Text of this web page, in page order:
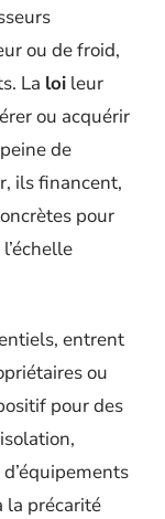
ou de froid,
La loi leur
ou acquérir
de
ils financent,
pour
entrent
ou
pour des
la précarité